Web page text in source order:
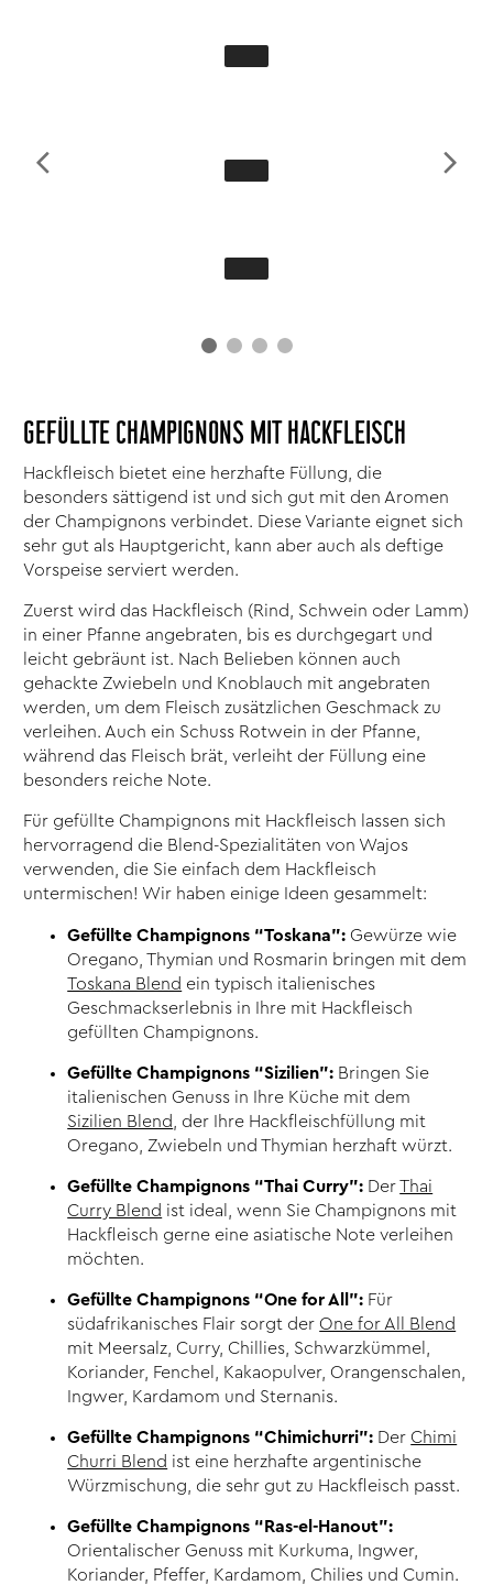
GEFÜLLTE CHAMPIGNONS MIT HACKFLEISCH
Hackfleisch bietet eine herzhafte Füllung, die
besonders sättigend ist und sich gut mit den Aromen
der Champignons verbindet. Diese Variante eignet sich
sehr gut als Hauptgericht, kann aber auch als deftige
Vorspeise serviert werden.
Zuerst wird das Hackfleisch (Rind, Schwein oder Lamm)
in einer Pfanne angebraten, bis es durchgegart und
leicht gebräunt ist. Nach Belieben können auch
gehackte Zwiebeln und Knoblauch mit angebraten
werden, um dem Fleisch zusätzlichen Geschmack zu
verleihen. Auch ein Schuss Rotwein in der Pfanne,
während das Fleisch brät, verleiht der Füllung eine
besonders reiche Note.
Für gefüllte Champignons mit Hackfleisch lassen sich
hervorragend die Blend-Spezialitäten von Wajos
verwenden, die Sie einfach dem Hackfleisch
untermischen! Wir haben einige Ideen gesammelt:
Gefüllte Champignons “Toskana”: Gewürze wie
Oregano, Thymian und Rosmarin bringen mit dem
Toskana Blend ein typisch italienisches
Geschmackserlebnis in Ihre mit Hackfleisch
gefüllten Champignons.
Gefüllte Champignons “Sizilien”: Bringen Sie
italienischen Genuss in Ihre Küche mit dem
Sizilien Blend
, der Ihre Hackfleischfüllung mit
Oregano, Zwiebeln und Thymian herzhaft würzt.
Gefüllte Champignons “Thai Curry”: DerThai
Curry Blend ist ideal, wenn Sie Champignons mit
Hackfleisch gerne eine asiatische Note verleihen
möchten.
Gefüllte Champignons “One for All”: Für
südafrikanisches Flair sorgt derOne for All Blend
mit Meersalz, Curry, Chillies, Schwarzkümmel,
Koriander, Fenchel, Kakaopulver, Orangenschalen,
Ingwer, Kardamom und Sternanis.
Gefüllte Champignons “Chimichurri”: DerChimi
Churri Blend ist eine herzhafte argentinische
Würzmischung, die sehr gut zu Hackfleisch passt.
Gefüllte Champignons “Ras-el-Hanout”:
Orientalischer Genuss mit Kurkuma, Ingwer,
Koriander, Pfeffer, Kardamom, Chilies und Cumin.